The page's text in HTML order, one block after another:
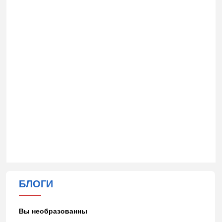
БЛОГИ
Вы необразованны